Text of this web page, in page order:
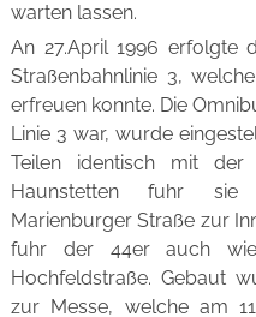
warten lassen.
An 27.April 1996 erfolgte
Straßenbahnlinie 3,
erfreuen konnte. Die
Linie 3 war, wurde
Teilen identisch mit
Haunstetten fuhr sie
Marienburger Straße zur
fuhr der 44er auch
Hochfeldstraße. Gebaut
zur Messe, welche am